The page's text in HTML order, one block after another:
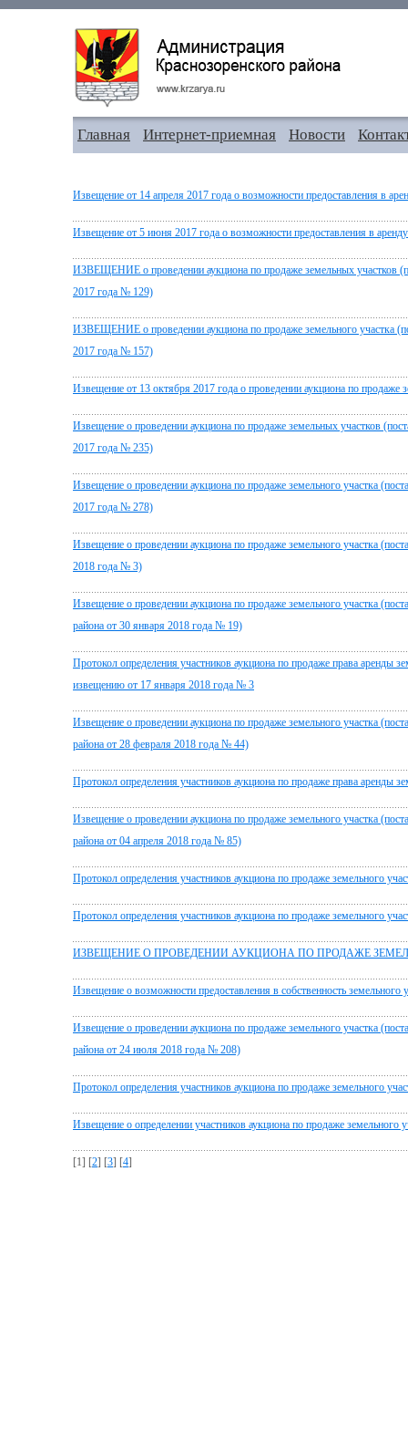
Главная Интернет-приемная Новости
Извещение от 14 апреля 2017 года о возможности предоставления в
Извещение от 5 июня 2017 года о возможности предоставления в аренду
ИЗВЕЩЕНИЕ о проведении аукциона по продаже земельных участков
2017 года № 129)
ИЗВЕЩЕНИЕ о проведении аукциона по продаже земельного участка
2017 года № 157)
Извещение от 13 октября 2017 года о проведении аукциона по продаже
Извещение о проведении аукциона по продаже земельных участков
2017 года № 235)
Извещение о проведении аукциона по продаже земельного участка
2017 года № 278)
Извещение о проведении аукциона по продаже земельного участка
2018 года № 3)
Извещение о проведении аукциона по продаже земельного участка
района от 30 января 2018 года № 19)
Протокол определения участников аукциона по продаже права аренды
извещению от 17 января 2018 года № 3
Извещение о проведении аукциона по продаже земельного участка
района от 28 февраля 2018 года № 44)
Протокол определения участников аукциона по продаже права аренды
Извещение о проведении аукциона по продаже земельного участка
района от 04 апреля 2018 года № 85)
Протокол определения участников аукциона по продаже земельного
Протокол определения участников аукциона по продаже земельного
ИЗВЕЩЕНИЕ О ПРОВЕДЕНИИ АУКЦИОНА ПО ПРОДАЖЕ
Извещение о возможности предоставления в собственность земельного
Извещение о проведении аукциона по продаже земельного участка
района от 24 июля 2018 года № 208)
Протокол определения участников аукциона по продаже земельного
Извещение о определении участников аукциона по продаже земельного
[1] [2] [3] [4]